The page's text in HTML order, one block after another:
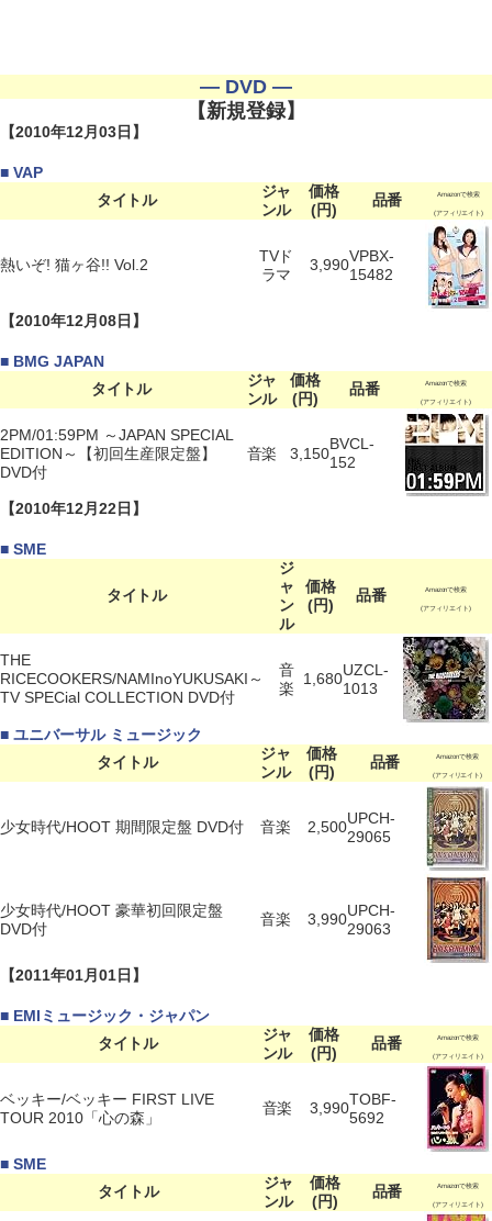
― DVD ―
【新規登録】
【2010年12月03日】
■ VAP
タイトル
ジャ
ンル
価格
(円)
品番 Amazonで検索
(アフィリエイト)
熱いぞ! 猫ヶ谷!! Vol.2
TVド
ラマ
3,990VPBX-
15482
【2010年12月08日】
■ BMG JAPAN
タイトル
ジャ
ンル
価格
(円)
品番 Amazonで検索
(アフィリエイト)
2PM/01:59PM ～JAPAN SPECIAL
EDITION～【初回生産限定盤】
DVD付
音楽 3,150
BVCL-
152
【2010年12月22日】
■ SME
タイトル
ジ
ャ
ン
ル
価格
(円)
品番 Amazonで検索
(アフィリエイト)
THE
RICECOOKERS/NAMInoYUKUSAKI～
TV SPECial COLLECTION DVD付
音
楽
1,680UZCL-
1013
■ ユニバーサル ミュージック
タイトル
ジャ
ンル
価格
(円)
品番 Amazonで検索
(アフィリエイト)
少女時代/HOOT 期間限定盤 DVD付 音楽 2,500UPCH-
29065
少女時代/HOOT 豪華初回限定盤
DVD付
音楽 3,990UPCH-
29063
【2011年01月01日】
■ EMIミュージック・ジャパン
タイトル
ジャ
ンル
価格
(円)
品番 Amazonで検索
(アフィリエイト)
ベッキー/ベッキー FIRST LIVE
TOUR 2010「心の森」
音楽 3,990TOBF-
5692
■ SME
タイトル
ジャ
ンル
価格
(円)
品番 Amazonで検索
(アフィリエイト)